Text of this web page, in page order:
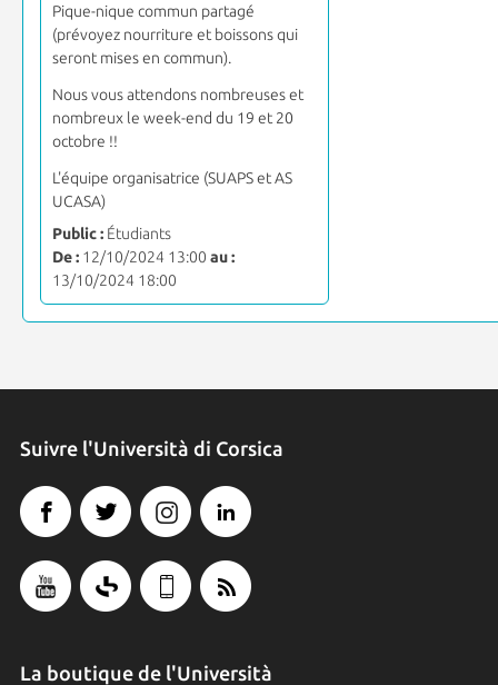
Pique-nique commun partagé
(prévoyez nourriture et boissons qui
seront mises en commun).
Nous vous attendons nombreuses et
nombreux le week-end du 19 et 20
octobre !!
L'équipe organisatrice (SUAPS et AS
UCASA)
Public :Étudiants
De :12/10/2024 13:00 au :
13/10/2024 18:00
Suivre l'Università di Corsica
La boutique de l'Università